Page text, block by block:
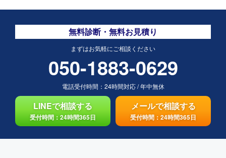
無料診断・無料お見積り
まずはお気軽にご相談ください
050-1883-0629
電話受付時間： 24時間対応/年中無休
LINEで相談する
受付時間：24時間365日
メールで相談する
受付時間：24時間365日